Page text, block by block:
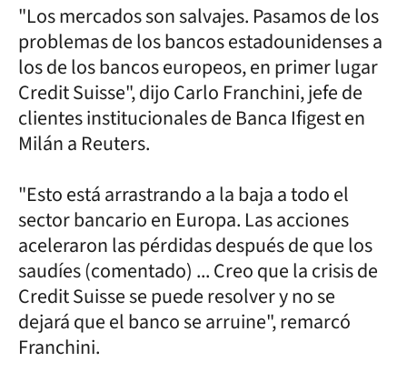
"Los mercados son salvajes. Pasamos de los
problemas de los bancos estadounidenses a
los de los bancos europeos, en primer lugar
Credit Suisse", dijo Carlo Franchini, jefe de
clientes institucionales de Banca Ifigest en
Milán a Reuters.
"Esto está arrastrando a la baja a todo el
sector bancario en Europa. Las acciones
aceleraron las pérdidas después de que los
saudíes (comentado) ... Creo que la crisis de
Credit Suisse se puede resolver y no se
dejará que el banco se arruine", remarcó
Franchini.